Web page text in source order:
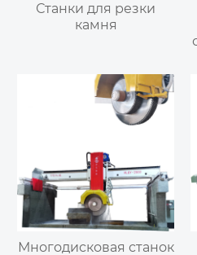
Станки для резки
камня
Многодисковая станок